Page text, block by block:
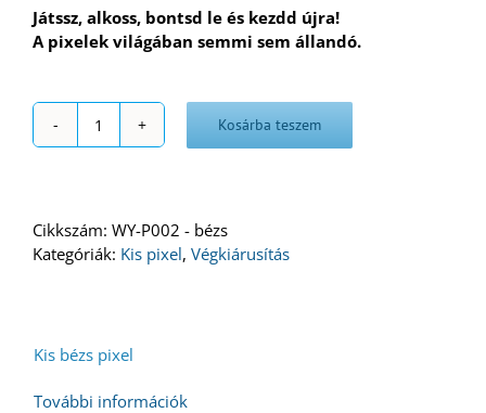
350 Ft.190 Ft.
Játssz, alkoss, bontsd le és kezdd újra!
A pixelek világában semmi sem állandó.
Kis
Kosárba teszem
Cikkszám: WY-P002 - bézs
Kategóriák: Kis pixel, Végkiárusítás
Kis bézs pixel
További információk